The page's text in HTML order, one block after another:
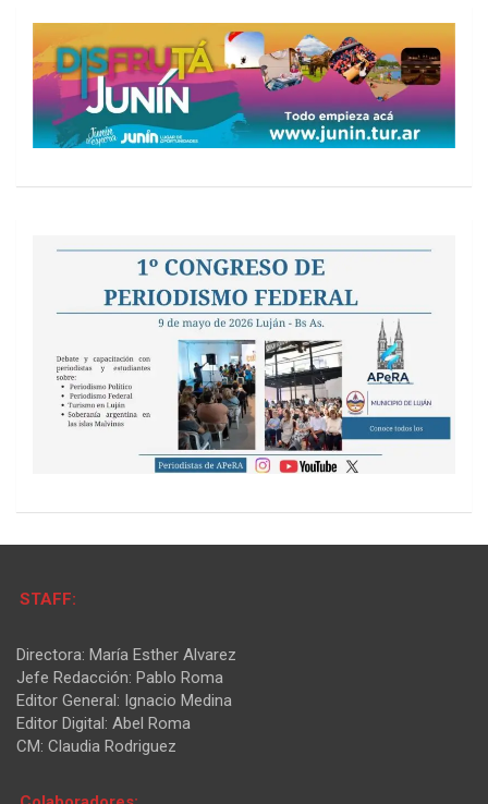
STAFF:
Directora: María Esther Alvarez
Jefe Redacción: Pablo Roma
Editor General: Ignacio Medina
Editor Digital: Abel Roma
CM: Claudia Rodriguez